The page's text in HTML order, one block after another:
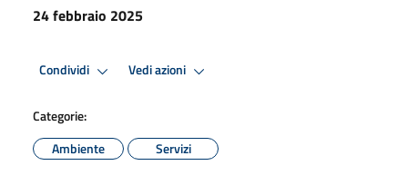
24 febbraio 2025
Condividi Vedi azioni
Categorie:
Ambiente
Servizi